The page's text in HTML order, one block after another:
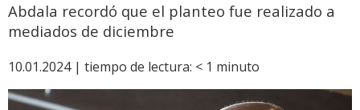
Abdala recordó que el planteo fue realizado a
mediados de diciembre
10.01.2024 | tiempo de lectura: < 1 minuto